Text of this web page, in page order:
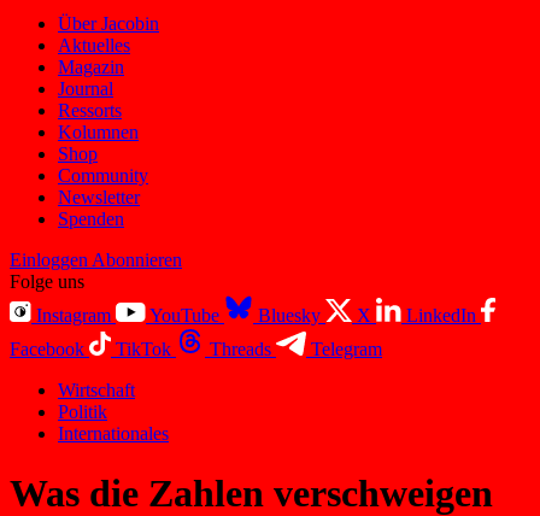
Über Jacobin
Aktuelles
Magazin
Journal
Ressorts
Kolumnen
Shop
Community
Newsletter
Spenden
Einloggen Abonnieren
Folge uns
Instagram
YouTube Bluesky X
LinkedIn
Facebook
TikTok Threads
Telegram
Wirtschaft
Politik
Internationales
Was die Zahlen verschweigen